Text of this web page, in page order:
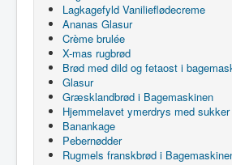
Lagkagefyld Vanilieflødecreme
Ananas Glasur
Crème brulée
X-mas rugbrød
Brød med dild og fetaost i
Glasur
Græsklandbrød i Bagemaskinen
Hjemmelavet ymerdrys med sukker
Banankage
Pebernødder
Rugmels franskbrød i